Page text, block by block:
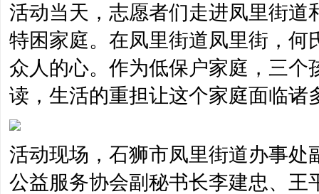
活动当天，志愿者们走进凤里街道
特困家庭。在凤里街道凤里街，何
众人的心。作为低保户家庭，三个
读，生活的重担让这个家庭面临诸
活动现场，石狮市凤里街道办事处
公益服务协会副秘书长李建忠、王